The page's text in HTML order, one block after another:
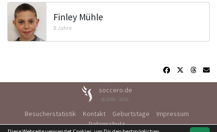
Finley Mühle
8 Jahre
soccero.de
© 2006 - 2026
Besucherstatistik Kontakt Geburtstage
Impressum
Datenschutz